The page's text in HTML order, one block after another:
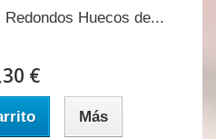
Redondos Huecos de...
€
Más